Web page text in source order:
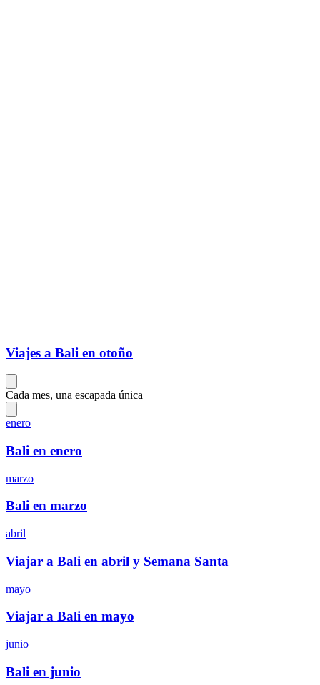
Viajes a Bali en otoño
Cada mes, una escapada única
enero
Bali en enero
marzo
Bali en marzo
abril
Viajar a Bali en abril y Semana Santa
mayo
Viajar a Bali en mayo
junio
Bali en junio